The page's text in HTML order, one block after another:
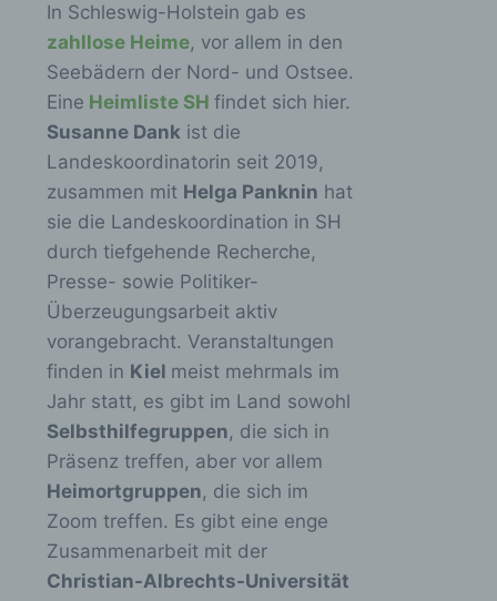
In Schleswig-Holstein gab es
zahllose Heime, vor allem in den
Seebädern der Nord- und Ostsee.
Eine Heimliste SH findet sich hier.
Susanne Dank ist die
Landeskoordinatorin seit 2019,
zusammen mit Helga Panknin hat
sie die Landeskoordination in SH
durch tiefgehende Recherche,
Presse- sowie Politiker-
Überzeugungsarbeit aktiv
vorangebracht. Veranstaltungen
finden in Kiel meist mehrmals im
Jahr statt, es gibt im Land sowohl
Selbsthilfegruppen, die sich in
Präsenz treffen, aber vor allem
Heimortgruppen, die sich im
Zoom treffen. Es gibt eine enge
Zusammenarbeit mit der
Christian-Albrechts-Universität